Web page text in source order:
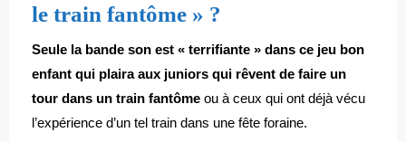
le train fantôme » ?
Seule la bande son est « terrifiante » dans ce jeu bon
enfant qui plaira aux juniors qui rêvent de faire un
tour dans un train fantôme ou à ceux qui ont déjà vécu
l’expérience d’un tel train dans une fête foraine.